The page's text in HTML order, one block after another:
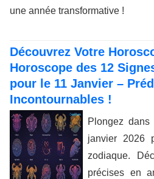
une année transformative !
Découvrez Votre
Horoscope des 12
pour le 11 Janvier –
Incontournables !
Plongez dans
janvier 2026
zodiaque.
précises en